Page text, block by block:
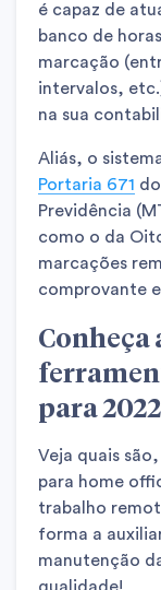
é capaz de
banco de
marcação
intervalos,
na sua
Aliás, o
Portaria 671
Previdência
como o da
marcações
comprovante
Conheça
para 2022
Veja quais
para home
trabalho
forma a
manutenção
qualidade!